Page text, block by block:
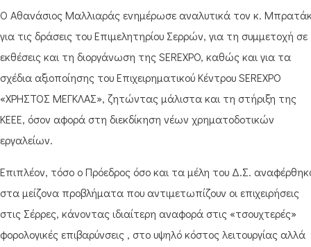
Ο Αθανάσιος Μαλλιαράς ενημέρωσε αναλυτικά τον κ.
για τις δράσεις του Επιμελητηρίου Σερρών, για τη συμμετοχή σε
εκθέσεις και τη διοργάνωση της SEREXPO, καθώς και για τα
σχέδια αξιοποίησης του Επιχειρηματικού Κέντρου SEREXPO
«ΧΡΗΣΤΟΣ ΜΕΓΚΛΑΣ», ζητώντας μάλιστα και τη στήριξη της
ΚΕΕΕ, όσον αφορά στη διεκδίκηση νέων χρηματοδοτικών
εργαλείων.
Επιπλέον, τόσο ο Πρόεδρος όσο και τα μέλη του Δ.Σ.
στα μείζονα προβλήματα που αντιμετωπίζουν οι επιχειρήσεις
στις Σέρρες, κάνοντας ιδιαίτερη αναφορά στις «τσουχτερές»
φορολογικές επιβαρύνσεις , στο υψηλό κόστος λειτουργίας αλλά